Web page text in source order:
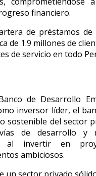
financiero.
de préstamos de
de 1.9 millones de
de servicio en todo
de Desarrollo
inversor líder, el
sostenible del sector
de desarrollo y
al invertir en
ambiciosos.